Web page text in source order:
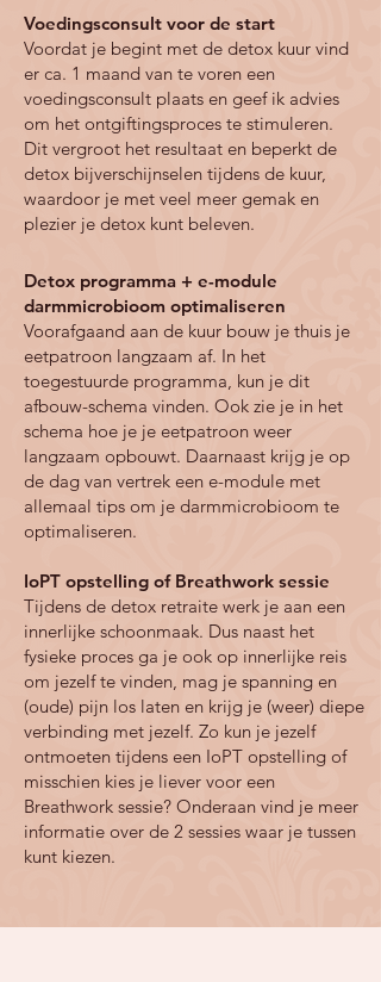
✦ Kan helpen tegen allergieën
✦ Werkt positief bij reumatische
aandoeningen
✦ Het vertraagt je verouderingsproces
✦ Je krijgt een betere stofwisseling
✦ Het heeft een positieve invloed op
haar, huid en nagels​
Voedingsconsult voor de start
Voordat je begint met de detox kuur vind
er ca. 1 maand van te voren een
voedingsconsult plaats en geef ik advies
om het ontgiftingsproces te stimuleren.
Dit vergroot het resultaat en beperkt de
detox bijverschijnselen tijdens de kuur,
waardoor je met veel meer gemak en
plezier je detox kunt beleven.
Detox programma + e-module
darmmicrobioom optimaliseren​
Voorafgaand aan de kuur bouw je thuis je
eetpatroon langzaam af. In het
toegestuurde programma, kun je dit
afbouw-schema vinden. Ook zie je in het
schema hoe je je eetpatroon weer
langzaam opbouwt. Daarnaast krijg je op
de dag van vertrek een e-module met
allemaal tips om je darmmicrobioom te
optimaliseren.
IoPT opstelling of Breathwork sessie
Tijdens de detox retraite werk je aan een
innerlijke schoonmaak. Dus naast het
fysieke proces ga je ook op innerlijke reis
om jezelf te vinden, mag je spanning en
(oude) pijn los laten en krijg je (weer) diepe
verbinding met jezelf. Zo kun je jezelf
ontmoeten tijdens een IoPT opstelling of
misschien kies je liever voor een
Breathwork sessie? Onderaan vind je meer
informatie over de 2 sessies waar je tussen
kunt kiezen.​